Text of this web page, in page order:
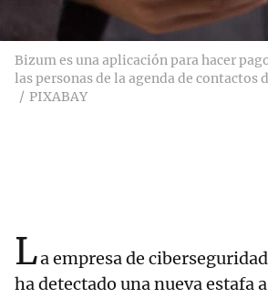
Bizum es una aplicación para hacer
las personas de la agenda de contactos
PIXABAY
La empresa de
ha detectado una nueva estafa